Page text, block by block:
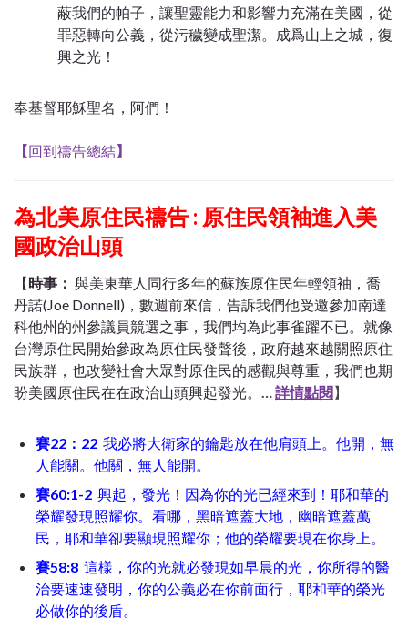
蔽我們的帕子，讓聖靈能力和影響力充滿在美國，從
罪惡轉向公義，從污穢變成聖潔。成爲山上之城，復
興之光！
奉基督耶穌聖名，阿們！
【回到禱告總結】
為北美原住民禱告 : 原住民領袖進入美
國政治山頭
【時事： 與美東華人同行多年的蘇族原住民年輕領袖，喬
丹諾(Joe Donnell)，數週前來信，告訴我們他受邀參加南達
科他州的州參議員競選之事，我們均為此事雀躍不已。就像
台灣原住民開始參政為原住民發聲後，政府越來越關照原住
民族群，也改變社會大眾對原住民的感觀與尊重，我們也期
盼美國原住民在在政治山頭興起發光。
詳情點閱】
賽22 ： 22 我必將大衛家的鑰匙放在他肩頭上。他開，無
人能關。他關，無人能開。
賽60:1-2 興起，發光！因為你的光已經來到！耶和華的
榮耀發現照耀你。看哪，黑暗遮蓋大地，幽暗遮蓋萬
民，耶和華卻要顯現照耀你；他的榮耀要現在你身上。
賽58:8 這樣，你的光就必發現如早晨的光，你所得的醫
治要速速發明，你的公義必在你前面行，耶和華的榮光
必做你的後盾。